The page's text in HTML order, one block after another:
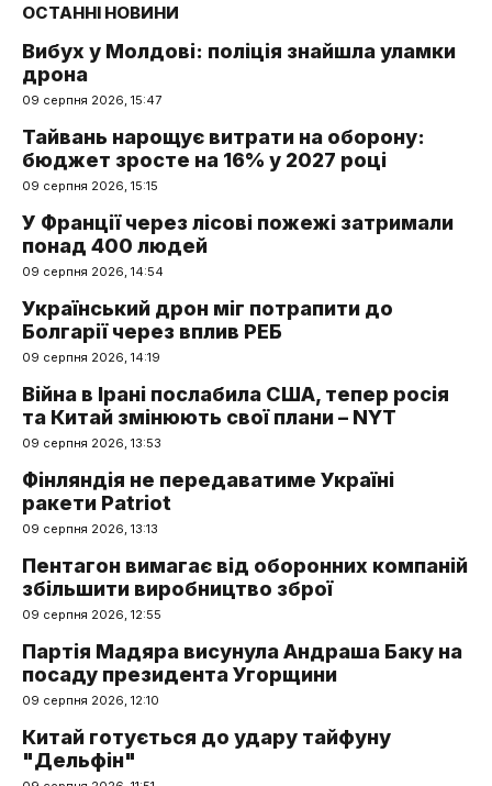
ОСТАННІ НОВИНИ
Вибух у Молдові: поліція знайшла уламки
дрона
09 серпня 2026, 15:47
Тайвань нарощує витрати на оборону:
бюджет зросте на 16% у 2027 році
09 серпня 2026, 15:15
У Франції через лісові пожежі затримали
понад 400 людей
09 серпня 2026, 14:54
Український дрон міг потрапити до
Болгарії через вплив РЕБ
09 серпня 2026, 14:19
Війна в Ірані послабила США, тепер росія
та Китай змінюють свої плани – NYT
09 серпня 2026, 13:53
Фінляндія не передаватиме Україні
ракети Patriot
09 серпня 2026, 13:13
Пентагон вимагає від оборонних компаній
збільшити виробництво зброї
09 серпня 2026, 12:55
Партія Мадяра висунула Андраша Баку на
посаду президента Угорщини
09 серпня 2026, 12:10
Китай готується до удару тайфуну
"Дельфін"